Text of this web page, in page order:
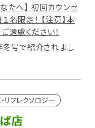
たへ】 初回カウンセ
名限定！ 【注意】本
遠慮ください！
冬号で紹介されまし
リフレクソロジー
店